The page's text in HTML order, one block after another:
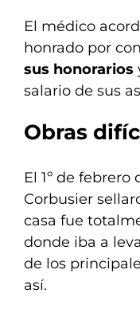
El médico
honrado por
sus honorarios
salario de sus
Obras
El 1º de
Corbusier
casa fue
donde iba a
de los
así.